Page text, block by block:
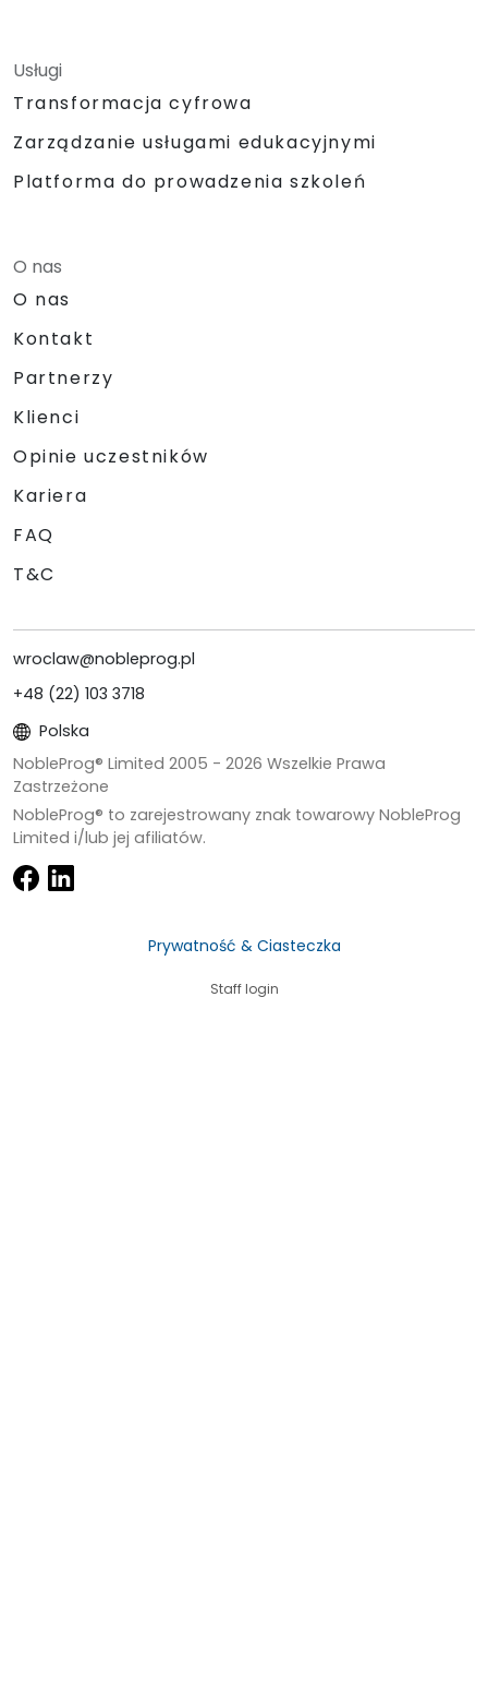
Usługi
Transformacja cyfrowa
Zarządzanie usługami edukacyjnymi
Platforma do prowadzenia szkoleń
O nas
O nas
Kontakt
Partnerzy
Klienci
Opinie uczestników
Kariera
FAQ
T&C
wroclaw@nobleprog.pl
+48 (22) 103 3718
Polska
NobleProg® Limited 2005 - 2026 Wszelkie Prawa
Zastrzeżone
NobleProg® to zarejestrowany znak towarowy NobleProg
Limited i/lub jej afiliatów.
Prywatność & Ciasteczka
Staff login